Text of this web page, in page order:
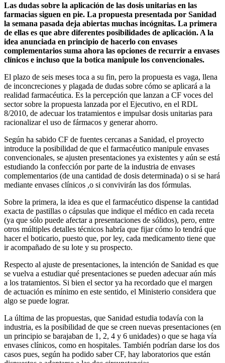
Las dudas sobre la aplicación de las dosis unitarias en las
farmacias siguen en pie. La propuesta presentada por Sanidad
la semana pasada deja abiertas muchas incógnitas. La primera
de ellas es que abre diferentes posibilidades de aplicación. A la
idea anunciada en principio de hacerlo con envases
complementarios suma ahora las opciones de recurrir a envases
clínicos e incluso que la botica manipule los convencionales.
El plazo de seis meses toca a su fin, pero la propuesta es vaga, llena
de inconcreciones y plagada de dudas sobre cómo se aplicará a la
realidad farmacéutica. Es la percepción que lanzan a CF voces del
sector sobre la propuesta lanzada por el Ejecutivo, en el RDL
8/2010, de adecuar los tratamientos e impulsar dosis unitarias para
racionalizar el uso de fármacos y generar ahorro.
Según ha sabido CF de fuentes cercanas a Sanidad, el proyecto
introduce la posibilidad de que el farmacéutico manipule envases
convencionales, se ajusten presentaciones ya existentes y aún se está
estudiando la confección por parte de la industria de envases
complementarios (de una cantidad de dosis determinada) o si se hará
mediante envases clínicos ,o si convivirán las dos fórmulas.
Sobre la primera, la idea es que el farmacéutico dispense la cantidad
exacta de pastillas o cápsulas que indique el médico en cada receta
(ya que sólo puede afectar a presentaciones de sólidos), pero, entre
otros múltiples detalles técnicos habría que fijar cómo lo tendrá que
hacer el boticario, puesto que, por ley, cada medicamento tiene que
ir acompañado de su lote y su prospecto.
Respecto al ajuste de presentaciones, la intención de Sanidad es que
se vuelva a estudiar qué presentaciones se pueden adecuar aún más
a los tratamientos. Si bien el sector ya ha recordado que el margen
de actuación es mínimo en este sentido, el Ministerio considera que
algo se puede lograr.
La última de las propuestas, que Sanidad estudia todavía con la
industria, es la posibilidad de que se creen nuevas presentaciones (en
un principio se barajaban de 1, 2, 4 y 6 unidades) o que se haga vía
envases clínicos, como en hospitales. También podrían darse los dos
casos pues, según ha podido saber CF, hay laboratorios que están